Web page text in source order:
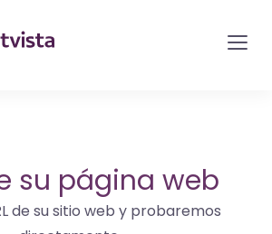
su página web
de su sitio web y probaremos